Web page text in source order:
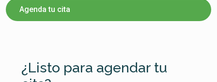
Agenda tu cita
¿Listo para agendar tu